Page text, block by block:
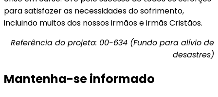
para satisfazer as necessidades do sofrimento,
incluindo muitos dos nossos irmãos e irmãs Cristãos.
Referência do projeto: 00-634 (Fundo para alívio de
desastres)
Mantenha-se informado